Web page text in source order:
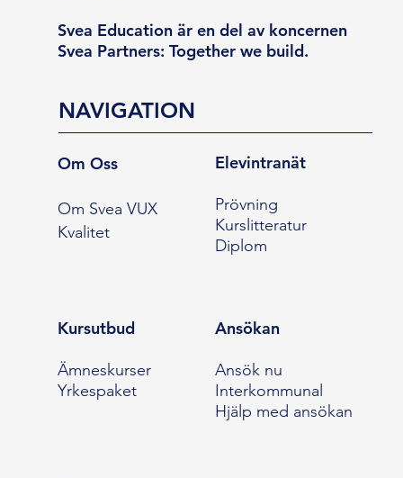
Svea Education är en del av koncernen
Svea Partners: Together we build.
NAVIGATION
Om Oss
Om Svea VUX
Kvalitet
Elevintranät
Prövning
Kurslitteratur
Diplom
Kursutbud
Ämneskurser
Yrkespaket
Ansökan
Ansök nu
Interkommunal
Hjälp med ansökan